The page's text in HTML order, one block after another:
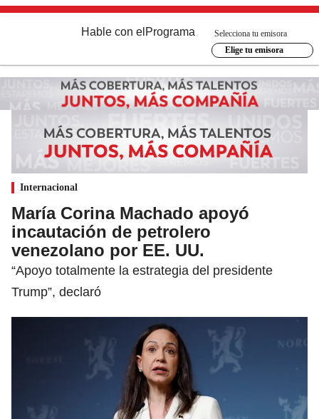
Hable con el Programa
Selecciona tu emisora
Elige tu emisora
Internacional
María Corina Machado apoyó
incautación de petrolero
venezolano por EE. UU.
“Apoyo totalmente la estrategia del presidente
Trump”, declaró